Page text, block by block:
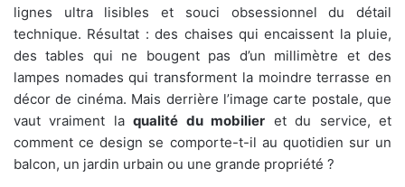
lignes ultra lisibles et souci obsessionnel du détail
technique. Résultat : des chaises qui encaissent la pluie,
des tables qui ne bougent pas d’un millimètre et des
lampes nomades qui transforment la moindre terrasse en
décor de cinéma. Mais derrière l’image carte postale, que
vaut vraiment laqualité du mobilier et du service, et
comment ce design se comporte-t-il au quotidien sur un
balcon, un jardin urbain ou une grande propriété ?